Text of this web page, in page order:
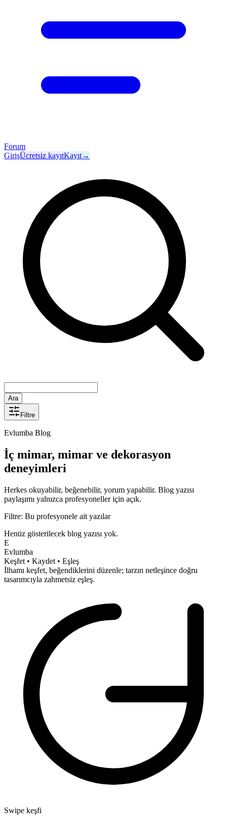
Forum
GirişÜcretsiz kayıtKayıt→
Ara
Filtre
Evlumba Blog
İç mimar, mimar ve dekorasyon
deneyimleri
Herkes okuyabilir, beğenebilir, yorum yapabilir. Blog yazısı
paylaşımı yalnızca profesyoneller için açık.
Filtre: Bu profesyonele ait yazılar
Henüz gösterilecek blog yazısı yok.
E
Evlumba
Keşfet • Kaydet • Eşleş
İlhamı keşfet, beğendiklerini düzenle; tarzın netleşince doğru
tasarımcıyla zahmetsiz eşleş.
Swipe keşfi